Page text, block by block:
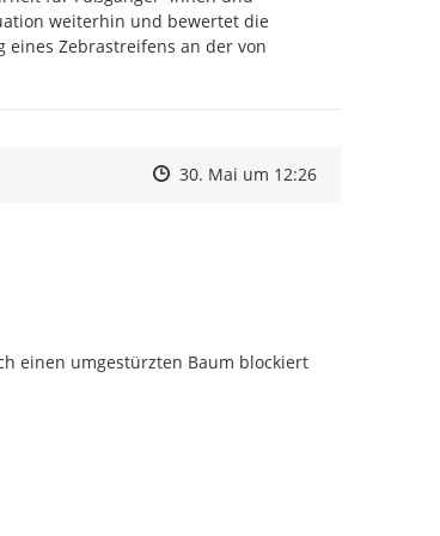
weiterhin und bewertet die
Zebrastreifens an der von
Zeitpunkt des Erstellens
Zeitpunkt des Erstellens
30. Mai um 12:26Zur Äußerung
einen umgestürzten Baum blockiert